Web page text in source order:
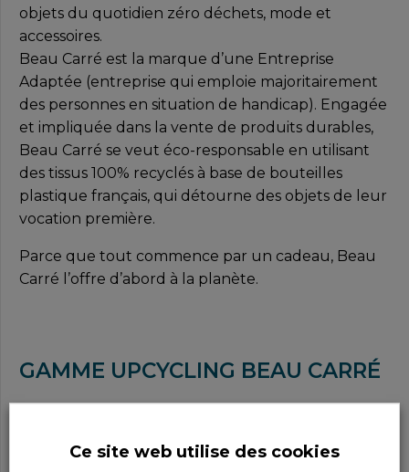
objets du quotidien zéro déchets, mode et
accessoires.
Beau Carré est la marque d’une Entreprise
Adaptée (entreprise qui emploie majoritairement
des personnes en situation de handicap). Engagée
et impliquée dans la vente de produits durables,
Beau Carré se veut éco-responsable en utilisant
des tissus 100% recyclés à base de bouteilles
plastique français, qui détourne des objets de leur
vocation première.
Parce que tout commence par un cadeau, Beau
Carré l’offre d’abord à la planète.
GAMME UPCYCLING BEAU CARRÉ
désormais place ! En quantités très limitées, nous
Ce site web utilise des cookies